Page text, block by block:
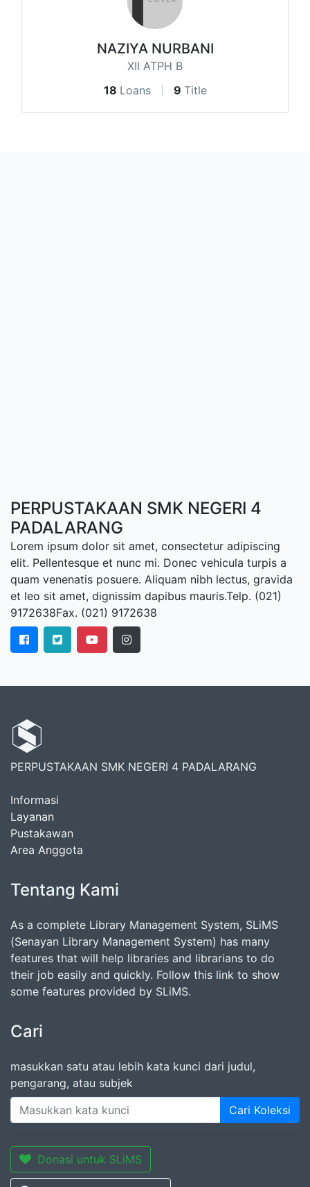
NAZIYA NURBANI
XII ATPH B
18 Loans 9 Title
PERPUSTAKAAN SMK NEGERI 4
PADALARANG
Lorem ipsum dolor sit amet, consectetur adipiscing
elit. Pellentesque et nunc mi. Donec vehicula turpis a
quam venenatis posuere. Aliquam nibh lectus, gravida
et leo sit amet, dignissim dapibus mauris.Telp. (021)
9172638Fax. (021) 9172638
PERPUSTAKAAN SMK NEGERI 4 PADALARANG
Informasi
Layanan
Pustakawan
Area Anggota
Tentang Kami
As a complete Library Management System, SLiMS
(Senayan Library Management System) has many
features that will help libraries and librarians to do
their job easily and quickly. Follow this link to show
some features provided by SLiMS.
Cari
masukkan satu atau lebih kata kunci dari judul,
pengarang, atau subjek
Cari Koleksi
Donasi untuk SLiMS